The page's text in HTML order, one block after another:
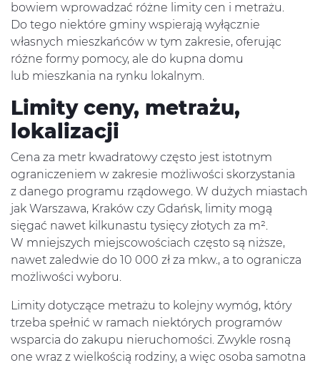
bowiem wprowadzać różne limity cen i metrażu.
Do tego niektóre gminy wspierają wyłącznie
własnych mieszkańców w tym zakresie, oferując
różne formy pomocy, ale do kupna domu
lub mieszkania na rynku lokalnym.
Limity ceny, metrażu,
lokalizacji
Cena za metr kwadratowy często jest istotnym
ograniczeniem w zakresie możliwości skorzystania
z danego programu rządowego. W dużych miastach
jak Warszawa, Kraków czy Gdańsk, limity mogą
sięgać nawet kilkunastu tysięcy złotych za m².
W mniejszych miejscowościach często są niższe,
nawet zaledwie do 10 000 zł za mkw., a to ogranicza
możliwości wyboru.
Limity dotyczące metrażu to kolejny wymóg, który
trzeba spełnić w ramach niektórych programów
wsparcia do zakupu nieruchomości. Zwykle rosną
one wraz z wielkością rodziny, a więc osoba samotna